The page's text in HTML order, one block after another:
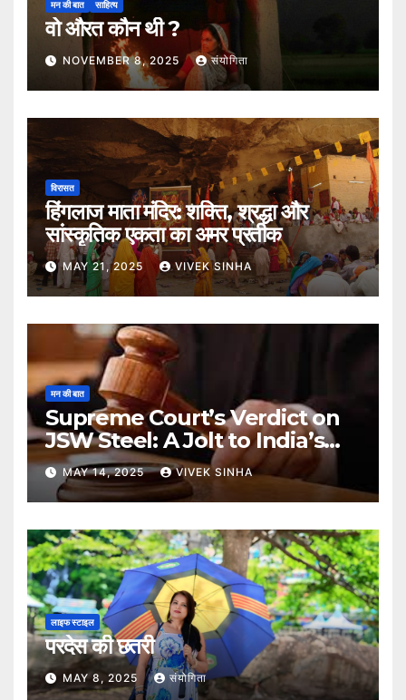
मन की बात साहित्य
वो औरत कौन थी ?
NOVEMBER 8, 2025 संयोगिता
विरासत
हिंगलाज माता मंदिर: शक्ति, श्रद्धा और
सांस्कृतिक एकता का अमर प्रतीक
MAY 21, 2025 VIVEK SINHA
मन की बात
Supreme Court’s Verdict on
JSW Steel: A Jolt to India’s
Insolvency Framework
MAY 14, 2025 VIVEK SINHA
लाइफ स्टाइल
परदेस की छतरी
MAY 8, 2025 संयोगिता